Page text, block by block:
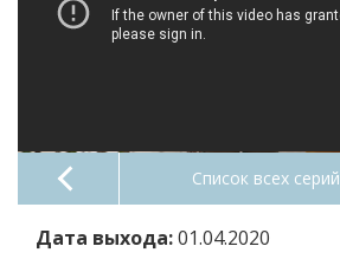
Список всех серий
Дата выхода:01.04.2020